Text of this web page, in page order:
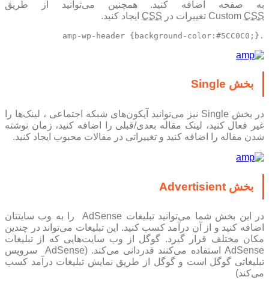
به صفحه اضافه کنید. همچنین می‌توانید از طریق
CustomCSS تغییرات در CSSایجاد کنید.
بخش Single
در بخش Single نیز می‌توانید آیکون‌‌های شبکه اجتماعی ، لینک‌ها را
غیر فعال کنید، لینک مقاله بعدی/قبلی را اضافه کنید، زمان نوشته
شدن مقاله را اضافه کنید و تغییراتی در مقالات محبوب ایجاد کنید.
بخش Advertisient
در این بخش شما می‌توانید تبلیغات AdSense را به وب سایتتان
اضافه کنید و از آن درآمد کسب کنید. این تبلیغات می‌تواند در چندین
مکان مختلف قرار گیرد. گوگل از وب سایت‌هایی که از تبلیغات
AdSense استفاده می‌کنند قدردانی می‌کند. (AdSense سرویس
تبلیغاتی گوگل است و گوگل از طریق نمایش تبلیغات درآمد کسب
می‌کند)